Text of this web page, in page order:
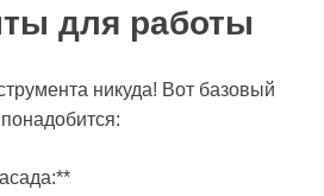
для работы
никуда! Вот базовый